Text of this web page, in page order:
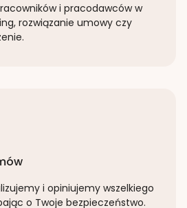
i pracodawców w
rozwiązanie umowy czy
i opiniujemy wszelkiego
o Twoje bezpieczeństwo.